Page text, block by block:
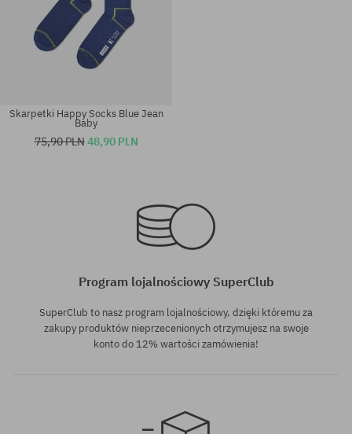
Skarpetki Happy Socks Blue Jean
Baby
75,90 PLN48,90 PLN
Program lojalnościowy SuperClub
SuperClub to nasz program lojalnościowy, dzięki któremu za
zakupy produktów nieprzecenionych otrzymujesz na swoje
konto do 12% wartości zamówienia!